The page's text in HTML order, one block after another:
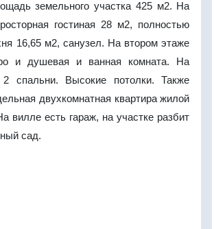
земельного участка 425 м2. На
гостиная 28 м2, полностью
16,65 м2, санузел. На втором этаже
и душевая и ванная комната. На
спальни. Высокие потолки. Также
двухкомнатная квартира жилой
вилле есть гараж, на участке разбит
сад.